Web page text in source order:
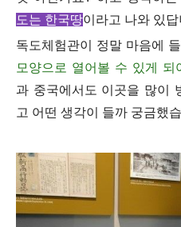
도는 한국땅이라고 나와 있답
독도체험관이 정말 마음에
모양으로 열어볼 수 있게 되
과 중국에서도 이곳을 많이
고 어떤 생각이 들까 궁금했